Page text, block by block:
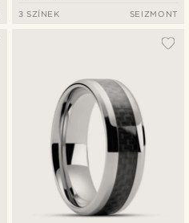
3 SZÍNEK SEIZMONT